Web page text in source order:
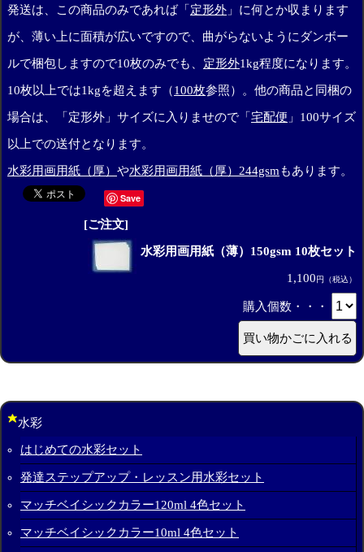
発送は、この商品のみであれば「 定形外 」に何とか収まります
が、薄い上に面積が広いですので、曲がらないようにダンボー
ルで梱包しますので10枚のみでも、 定形外1kg程度になります。
10枚以上では1kgを超えます（100枚参照）。他の商品と同梱の
場合は、「定形外」サイズに入りませので「 宅配便 」100サイズ
以上での送付となります。
水彩用画用紙（厚） や水彩用画用紙（厚）244gsmもあります。
Save
[ご注文]
水彩用画用紙（薄）150gsm 10枚セット
1,100円（税込）
購入個数・・・
水彩
はじめての水彩セット
発達ステップアップ・レッスン用水彩セット
マッチベイシックカラー120ml 4色セット
マッチベイシックカラー10ml 4色セット